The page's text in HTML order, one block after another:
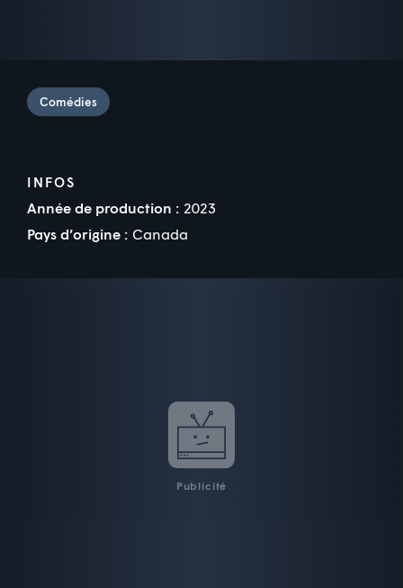
Comédies
INFOS
Année de production : 2023
Pays d’origine : Canada
Publicité